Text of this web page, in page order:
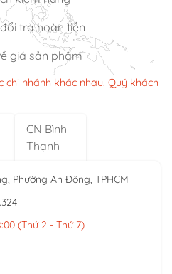
trả hoàn tiền
giá sản phẩm
chi nhánh khác nhau. Quý khách
CN Bình
Thạnh
Phường An Đông, TPHCM
(Thứ 2 - Thứ 7)